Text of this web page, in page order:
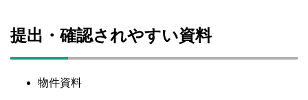
提出・確認されやすい資料
物件資料